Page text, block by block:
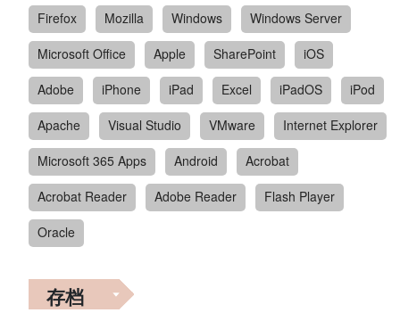
Firefox
Mozilla Windows
Windows Server
Microsoft Office
Apple SharePoint
iOS
Adobe
iPhone iPad Excel iPadOS
iPod
Apache
Visual Studio VMware
Internet Explorer
Microsoft 365 Apps
Android
Acrobat
Acrobat Reader
Adobe Reader
Flash Player
Oracle
存档